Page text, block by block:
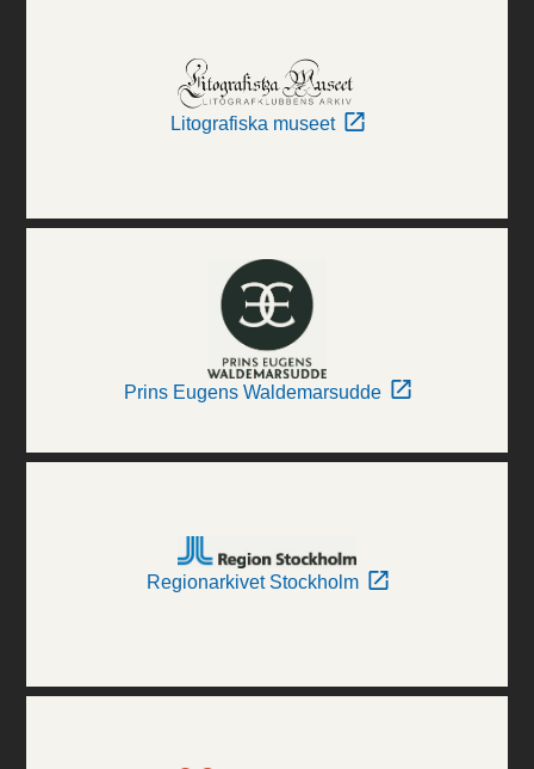
Litografiska museet
Prins Eugens Waldemarsudde
Regionarkivet Stockholm